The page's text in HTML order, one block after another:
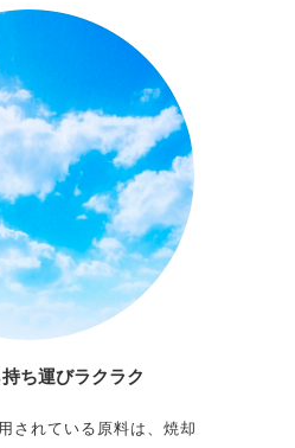
持ち運びラクラク
されている原料は、焼却